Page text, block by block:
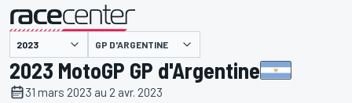
présenté par GP D'ARGENTINE
2023 MotoGP GP d'Argentine
31 mars 2023 au 2 avr. 2023